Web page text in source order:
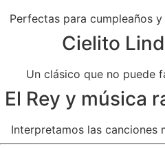
Perfectas para cumpleaños
Cielito
Un clásico que no puede
El Rey y música
Interpretamos las canciones